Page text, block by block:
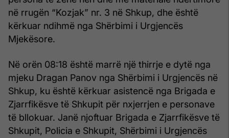
në rrugën “Kozjak” nr. 3 në Shkup, dhe është
kërkuar ndihmë nga Shërbimi i Urgjencës
Mjekësore.
Në orën 08:18 është marrë një thirrje e dytë nga
mjeku Dragan Panov nga Shërbimi i Urgjencës në
Shkup, ku është kërkuar asistencë nga Brigada e
Zjarrfikësve të Shkupit për nxjerrjen e personave
të bllokuar. Janë njoftuar Brigada e Zjarrfikësve të
Shkupit, Policia e Shkupit, Shërbimi i Urgjencës